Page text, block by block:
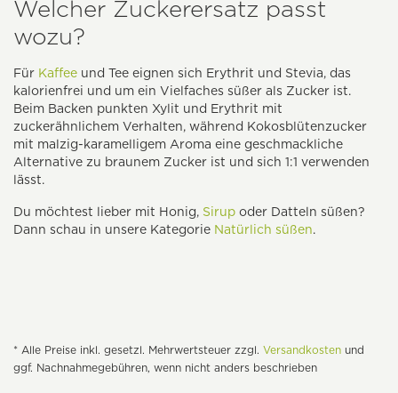
Welcher Zuckerersatz passt
wozu?
Für Kaffee und Tee eignen sich Erythrit und Stevia, das
kalorienfrei und um ein Vielfaches süßer als Zucker ist.
Beim Backen punkten Xylit und Erythrit mit
zuckerähnlichem Verhalten, während Kokosblütenzucker
mit malzig-karamelligem Aroma eine geschmackliche
Alternative zu braunem Zucker ist und sich 1:1 verwenden
lässt.
Du möchtest lieber mit Honig, Sirup oder Datteln süßen?
Dann schau in unsere Kategorie Natürlich süßen.
* Alle Preise inkl. gesetzl. Mehrwertsteuer zzgl. Versandkosten und
ggf. Nachnahmegebühren, wenn nicht anders beschrieben